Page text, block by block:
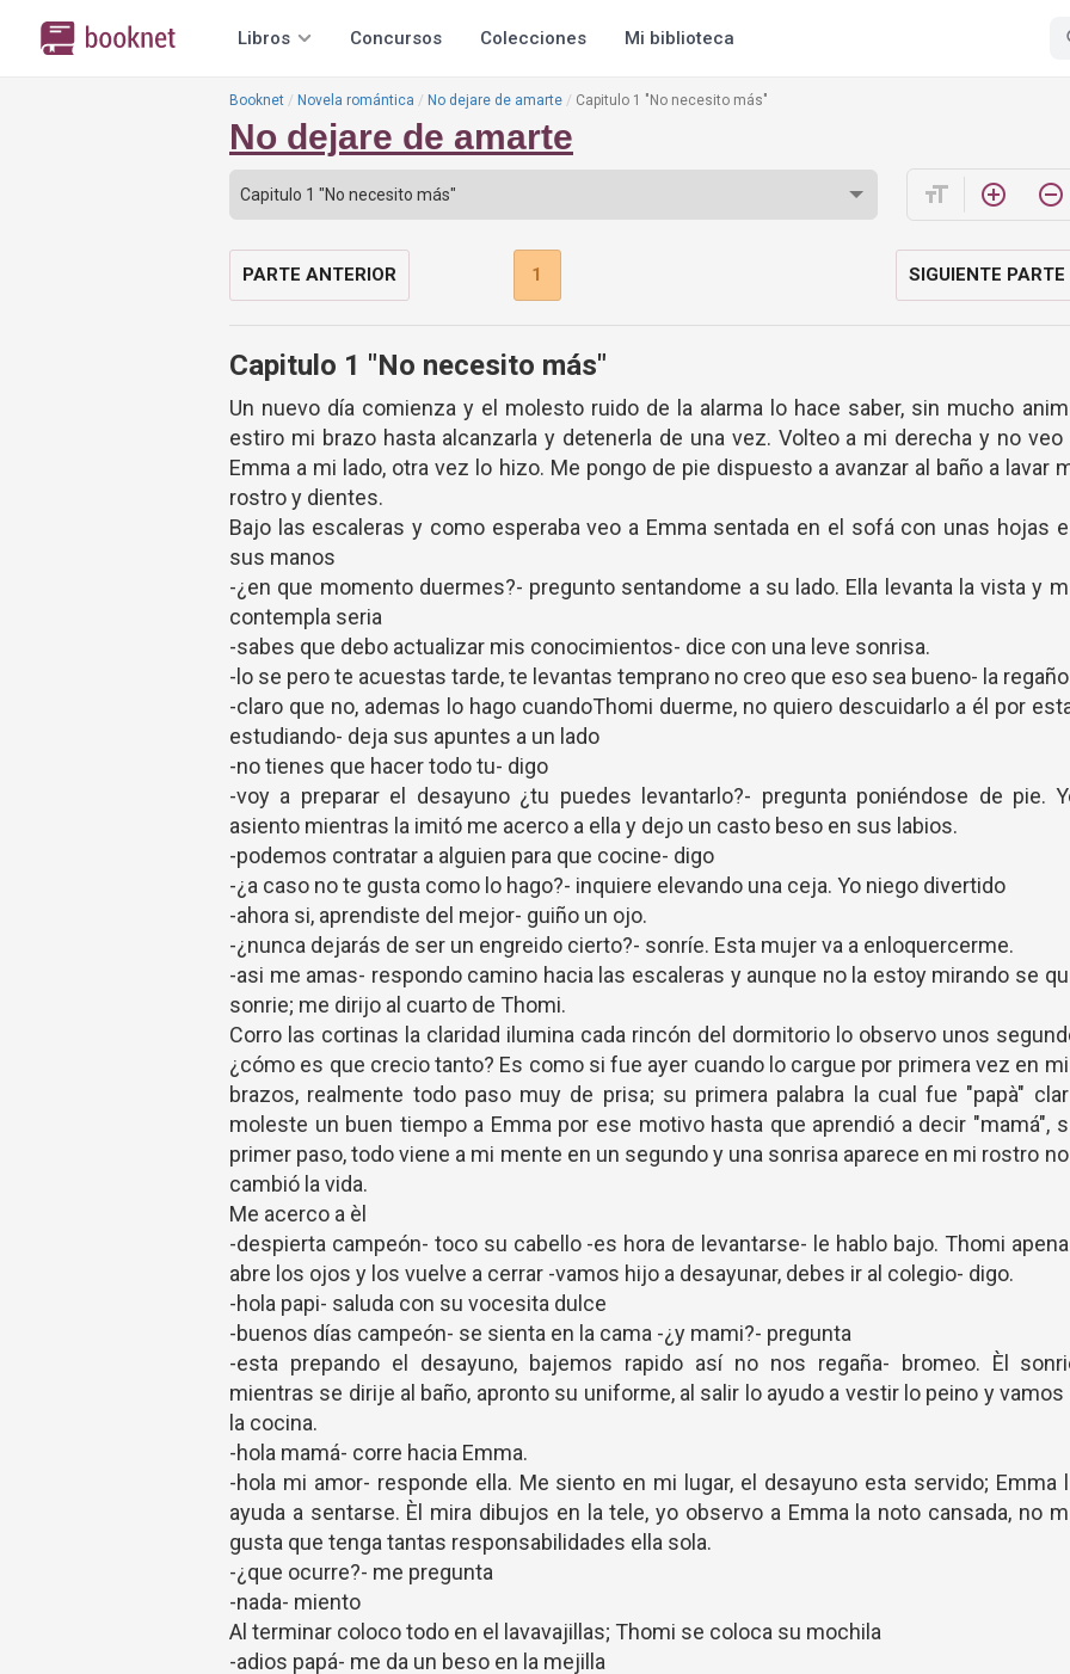
Libros Concursos Colecciones Mi biblioteca
Booknet Novela romántica No dejare de amarte Capitulo 1 "No necesito más"
No dejare de amarte
format_size add_circle_outline remove_circle_outline
PARTE ANTERIOR 1 SIGUIENTE PARTE
Capitulo 1 "No necesito más"
Un nuevo día comienza y el molesto ruido de la alarma lo hace saber, sin mucho
estiro mi brazo hasta alcanzarla y detenerla de una vez. Volteo a mi derecha y no veo
Emma a mi lado, otra vez lo hizo. Me pongo de pie dispuesto a avanzar al baño a lavar
rostro y dientes.
Bajo las escaleras y como esperaba veo a Emma sentada en el sofá con unas hojas
sus manos
-¿en que momento duermes?- pregunto sentandome a su lado. Ella levanta la vista y
contempla seria
-sabes que debo actualizar mis conocimientos- dice con una leve sonrisa.
-lo se pero te acuestas tarde, te levantas temprano no creo que eso sea bueno- la regaño
-claro que no, ademas lo hago cuandoThomi duerme, no quiero descuidarlo a él por
estudiando- deja sus apuntes a un lado
-no tienes que hacer todo tu- digo
-voy a preparar el desayuno ¿tu puedes levantarlo?- pregunta poniéndose de pie.
asiento mientras la imitó me acerco a ella y dejo un casto beso en sus labios.
-podemos contratar a alguien para que cocine- digo
-¿a caso no te gusta como lo hago?- inquiere elevando una ceja. Yo niego divertido
-ahora si, aprendiste del mejor- guiño un ojo.
-¿nunca dejarás de ser un engreido cierto?- sonríe. Esta mujer va a enloquercerme.
-asi me amas- respondo camino hacia las escaleras y aunque no la estoy mirando se
sonrie; me dirijo al cuarto de Thomi.
Corro las cortinas la claridad ilumina cada rincón del dormitorio lo observo unos
¿cómo es que crecio tanto? Es como si fue ayer cuando lo cargue por primera vez en
brazos, realmente todo paso muy de prisa; su primera palabra la cual fue "papà"
moleste un buen tiempo a Emma por ese motivo hasta que aprendió a decir "mamá",
primer paso, todo viene a mi mente en un segundo y una sonrisa aparece en mi rostro
cambió la vida.
Me acerco a èl
-despierta campeón- toco su cabello -es hora de levantarse- le hablo bajo. Thomi
abre los ojos y los vuelve a cerrar -vamos hijo a desayunar, debes ir al colegio- digo.
-hola papi- saluda con su vocesita dulce
-buenos días campeón- se sienta en la cama -¿y mami?- pregunta
-esta prepando el desayuno, bajemos rapido así no nos regaña- bromeo. Èl
mientras se dirije al baño, apronto su uniforme, al salir lo ayudo a vestir lo peino y vamos
la cocina.
-hola mamá- corre hacia Emma.
-hola mi amor- responde ella. Me siento en mi lugar, el desayuno esta servido; Emma
ayuda a sentarse. Èl mira dibujos en la tele, yo observo a Emma la noto cansada, no
gusta que tenga tantas responsabilidades ella sola.
-¿que ocurre?- me pregunta
-nada- miento
Al terminar coloco todo en el lavavajillas; Thomi se coloca su mochila
-adios papá- me da un beso en la mejilla